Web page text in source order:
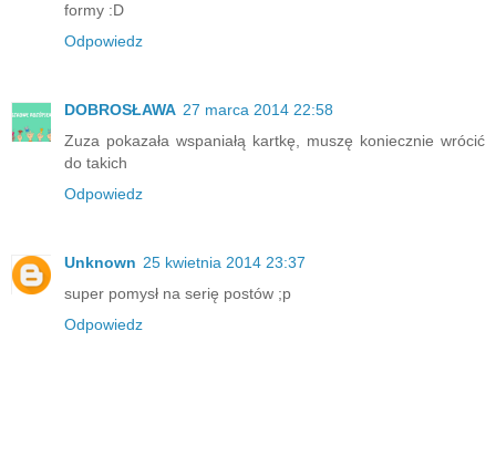
formy :D
Odpowiedz
DOBROSŁAWA 27 marca 2014 22:58
Zuza pokazała wspaniałą kartkę, muszę koniecznie wrócić
do takich
Odpowiedz
Unknown 25 kwietnia 2014 23:37
super pomysł na serię postów ;p
Odpowiedz